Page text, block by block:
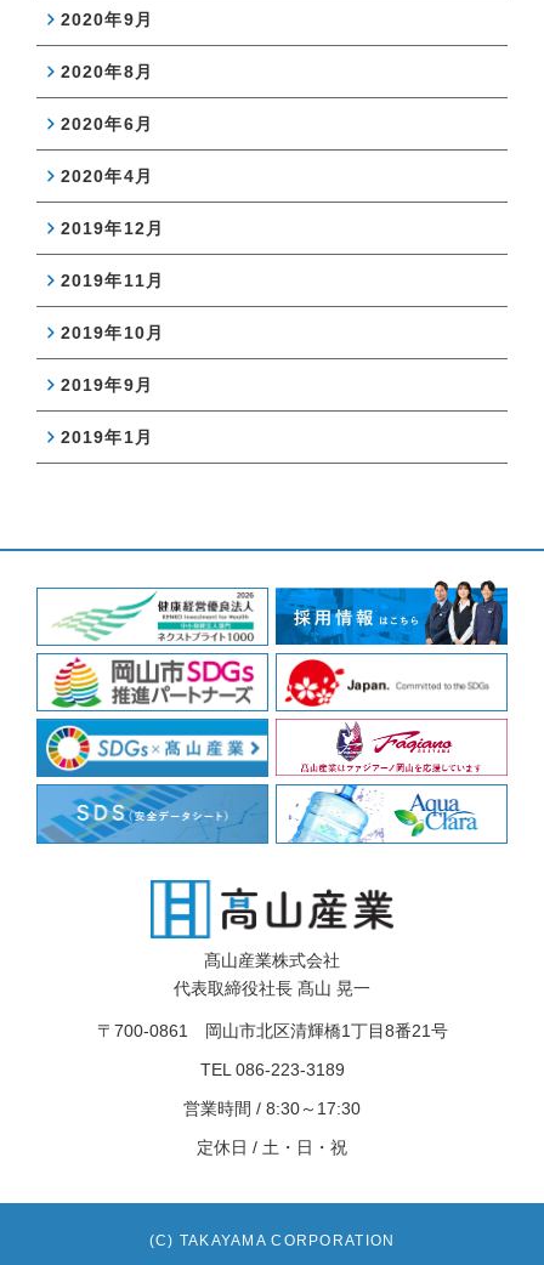
2020年9月
2020年8月
2020年6月
2020年4月
2019年12月
2019年11月
2019年10月
2019年9月
2019年1月
髙山産業株式会社
代表取締役社長 髙山 晃一
〒700-0861 岡山市北区清輝橋1丁目8番21号
TEL 086-223-3189
営業時間 / 8:30～17:30
定休日 / 土・日・祝
(C) TAKAYAMA CORPORATION